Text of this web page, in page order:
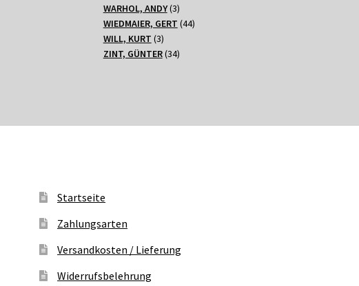
Produkte
WARHOL, ANDY 33
Produkte
WIEDMAIER, GERT 4444
WILL, KURT 33
Produkte
ZINT, GÜNTER 3434
Startseite
Zahlungsarten
Versandkosten / Lieferung
Widerrufsbelehrung